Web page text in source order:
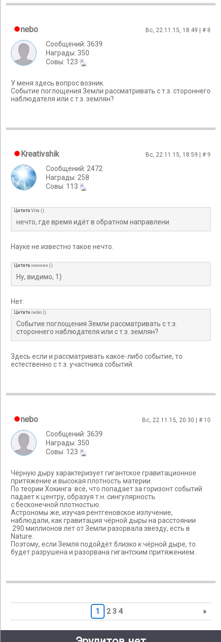
nebo Вс, 22.11.15, 18:49 | # 8
Сообщений: 3639
Награды: 350
Cовы: 123
У меня здесь вопрос возник.
Событие поглощения Земли рассматривать с т.з. стороннего
наблюдателя или с т.з. землян?
Kreativshik Вс, 22.11.15, 18:59 | # 9
Сообщений: 2472
Награды: 258
Cовы: 113
ЦитатаVita ()
нечто, где время идёт в обратном направлени
Науке не известно такое нечто.
Цитата никник ()
Ну, видимо, 1)
Нет.
Цитата nebo ()
Событие поглощения Земли рассматривать с т.з.
стороннего наблюдателя или с т.з. землян?
Здесь если и рассматривать какое-либо событие, то
естественно с т.з. участника событий.
nebo Вс, 22.11.15, 20:30 | # 10
Сообщений: 3639
Награды: 350
Cовы: 123
Чёрную дыру характеризует гигантское гравитационное
притяжение и высокая плотность материи.
По теории Хокинга всё, что попадает за горизонт событий
падает к центру, образуя т.н. сингулярность
с бесконечной плотностью.
Астрономы же, изучая рентгеновское излучение,
наблюдали, как гравитация чёрной дыры на расстоянии
290 миллионов лет от Земли разорвала звезду, есть в
Nature.
Поэтому, если Земля подойдёт близко к чёрной дыре, то
будет разрушена и разорвана гигантским притяжением.
1 2 3 4 »